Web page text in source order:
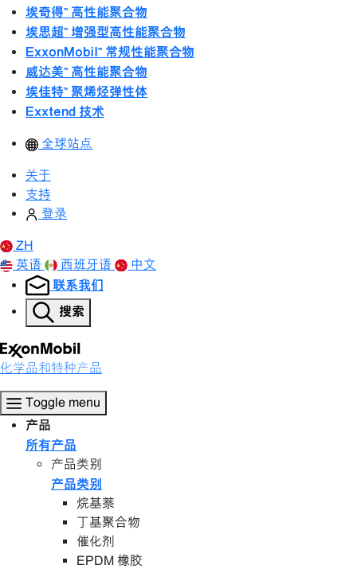
埃奇得™ 高性能聚合物
埃思超™ 增强型高性能聚合物
ExxonMobil™ 常规性能聚合物
威达美™ 高性能聚合物
埃佳特™ 聚烯烃弹性体
Exxtend 技术
全球站点
关于
支持
登录
ZH
英语
西班牙语 中文
联系我们
搜索
化学品和特种产品
Toggle menu
产品
所有产品
产品类别
产品类别
烷基萘
丁基聚合物
催化剂
EPDM 橡胶